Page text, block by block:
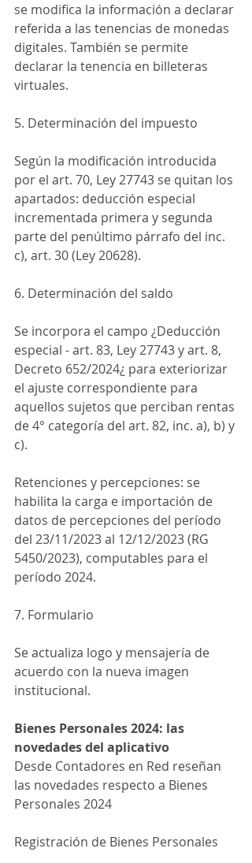
se modifica la información a declarar
referida a las tenencias de monedas
digitales. También se permite
declarar la tenencia en billeteras
virtuales.
5. Determinación del impuesto
Según la modificación introducida
por el art. 70, Ley 27743 se quitan los
apartados: deducción especial
incrementada primera y segunda
parte del penúltimo párrafo del inc.
c), art. 30 (Ley 20628).
6. Determinación del saldo
Se incorpora el campo ¿Deducción
especial - art. 83, Ley 27743 y art. 8,
Decreto 652/2024¿ para exteriorizar
el ajuste correspondiente para
aquellos sujetos que perciban rentas
de 4° categoría del art. 82, inc. a), b) y
c).
Retenciones y percepciones: se
habilita la carga e importación de
datos de percepciones del período
del 23/11/2023 al 12/12/2023 (RG
5450/2023), computables para el
período 2024.
7. Formulario
Se actualiza logo y mensajería de
acuerdo con la nueva imagen
institucional.
Bienes Personales 2024: las
novedades del aplicativo
Desde Contadores en Red reseñan
las novedades respecto a Bienes
Personales 2024
Registración de Bienes Personales